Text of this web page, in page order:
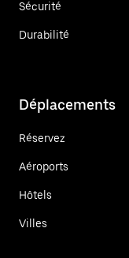
Sécurité
Durabilité
Déplacements
Réservez
Aéroports
Hôtels
Villes